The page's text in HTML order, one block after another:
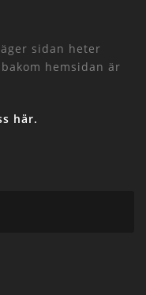
sidan heter
hemsidan är
här.